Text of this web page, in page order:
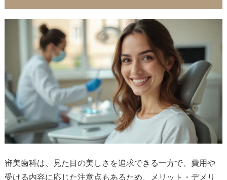
審美歯科は、見た目の美しさを追求できる一方で、費用や
受ける内容に応じた注意点もあるため、メリット・デメリ